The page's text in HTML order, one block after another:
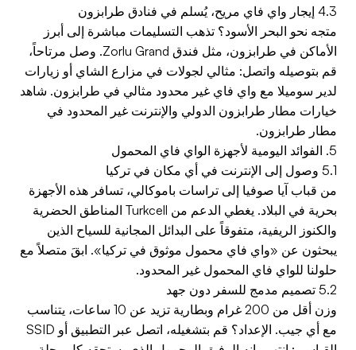
4.3 إيجار واي فاي مريح، يُسلم في فنادق طرابزون
متجه نحو البحر الأسود؟ تذهب التسليمات مباشرة إلى أبرز
الأماكن في طرابزون، مثل فندق Zorlu Grand. وصل مرتاحاً،
قم بتوصيله واتصل: مثالي لجولات في مزارع الشاي أو زيارات
لدير سوميلا مع واي فاي غير محدود مثالي في طرابزون. شاهد
خيارات مطار طرابزون الدولي والإنترنت غير المحدود في
مطار طرابزون.
5. الفوائد اليومية لأجهزة الواي فاي المحمول
5.1 وصول إلى الإنترنت في أي مكان في تركيا
من قباب آيا صوفيا إلى تراسات باموكالي، تسافر هذه الأجهزة
بحرية في البلاد. يغطي الدعم من Turkcell المناطق الحضرية
والكنوز الريفية، متفوقاً على البدائل المجانية للسياح الذين
يبحثون عن «واي فاي محمول موثوق في تركيا». ابقَ متصلاً مع
حلولنا للواي فاي المحمول غير المحدود.
5.2 تصميم مدمج للسفر دون جهد
وزن أقل من 200 غرام وبطارية تزيد عن 10 ساعات، يتناسب
مع أي جيب. الإعداد؟ قم بتشغيله، اتصل عبر التطبيق أو SSID